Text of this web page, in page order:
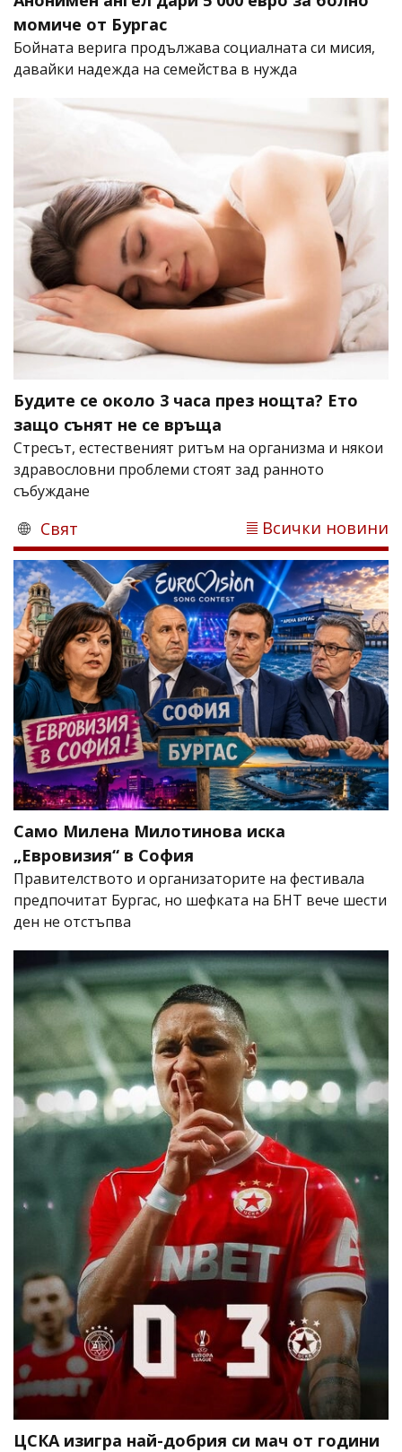
момиче от Бургас
Бойната верига продължава социалната си мисия,
давайки надежда на семейства в нужда
Будите се около 3 часа през нощта? Ето
защо сънят не се връща
Стресът, естественият ритъм на организма и някои
здравословни проблеми стоят зад ранното
събуждане
Свят Всички новини
Само Милена Милотинова иска
„Евровизия“ в София
Правителството и организаторите на фестивала
предпочитат Бургас, но шефката на БНТ вече шести
ден не отстъпва
ЦСКА изигра най-добрия си мач от години